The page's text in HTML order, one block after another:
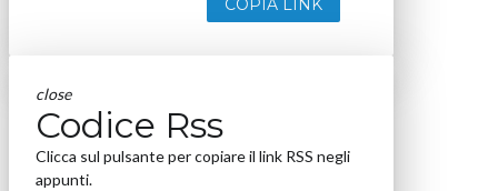
COPIA LINK
close
Codice Rss
Clicca sul pulsante per copiare il link RSS negli
appunti.